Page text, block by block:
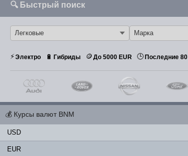
🔍 Быстрый поиск
⚡Электро 🔋 Гибриды 🪙 До 5000 EUR 🕒 Последние 80
💰 Курсы валют BNM
USD
EUR